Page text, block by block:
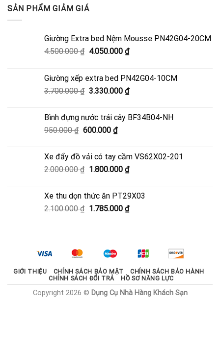
SẢN PHẨM GIẢM GIÁ
Giường Extra bed Nệm Mousse PN42G04-20CM
4.500.000₫ Giá
4.500.000 ₫.
4.050.000 ₫Giá
là:
4.050.000 ₫.
Giường xếp extra bed PN42G04-10CM
3.700.000₫ Giá
3.700.000 ₫.
3.330.000 ₫Giá
là:
Bình đựng nước trái cây BF34B04-NH
950.000₫ Giá
950.000 ₫.
600.000 ₫Giá
là:
600.000 ₫.
Xe đẩy đồ vải có tay cầm VS62X02-201
2.000.000₫ Giá
2.000.000 ₫.
1.800.000 ₫Giá
là:
1.800.000 ₫.
Xe thu dọn thức ăn PT29X03
2.100.000₫ Giá
1.785.000 ₫Giá
1.785.000 ₫.
GIỚI THIỆU CHÍNH SÁCH BẢO MẬT
CHÍNH SÁCH BẢO HÀNH
CHÍNH SÁCH ĐỔI TRẢ
HỒ SƠ NĂNG LỰC
Copyright 2026 © Dụng Cụ Nhà Hàng Khách Sạn